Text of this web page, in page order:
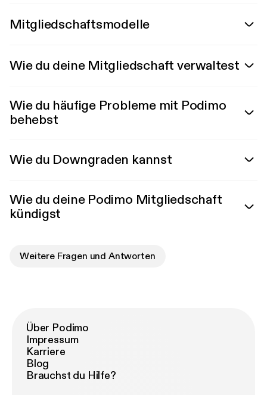
Mitgliedschaftsmodelle
Wie du deine Mitgliedschaft verwaltest
Wie du häufige Probleme mit Podimo
behebst
Wie du Downgraden kannst
Wie du deine Podimo Mitgliedschaft
kündigst
Weitere Fragen und Antworten
Über Podimo
Impressum
Karriere
Blog
Brauchst du Hilfe?